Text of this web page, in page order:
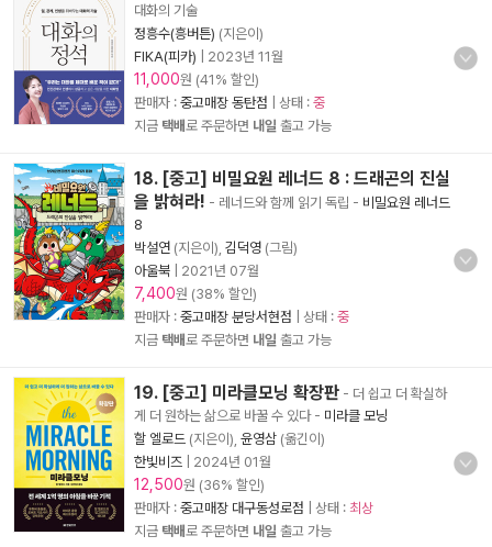
대화의 기술
정흥수(흥버튼) (지은이)
FIKA(피카)
2023년 11월
11,000원 (41% 할인)
판매자 : 중고매장 동탄점 | 상태 : 중
지금 택배로 주문하면 내일 출고 가능
18. [중고] 비밀요원 레너드 8 : 드래곤의 진실
을 밝혀라! - 레너드와 함께 읽기 독립 - 비밀요원 레너드
8
박설연 (지은이), 김덕영 (그림)
아울북
2021년 07월
7,400원 (38% 할인)
판매자 : 중고매장 분당서현점 | 상태 : 중
지금 택배로 주문하면 내일 출고 가능
19. [중고] 미라클모닝 확장판 - 더 쉽고 더 확실하
게 더 원하는 삶으로 바꿀 수 있다- 미라클 모닝
할 엘로드 (지은이), 윤영삼 (옮긴이)
한빛비즈
2024년 01월
12,500원 (36% 할인)
판매자 : 중고매장 대구동성로점 | 상태 : 최상
지금 택배로 주문하면 내일 출고 가능